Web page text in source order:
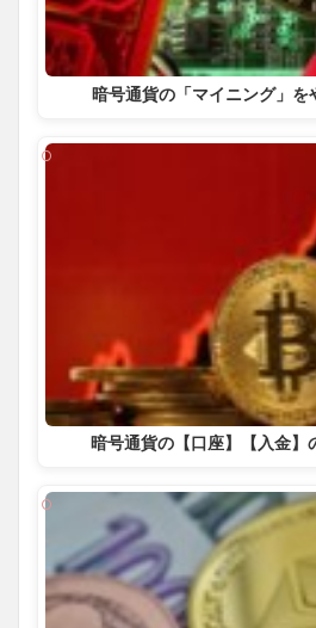
暗号通貨の「マイニング」を
暗号通貨の【口座】【入金】